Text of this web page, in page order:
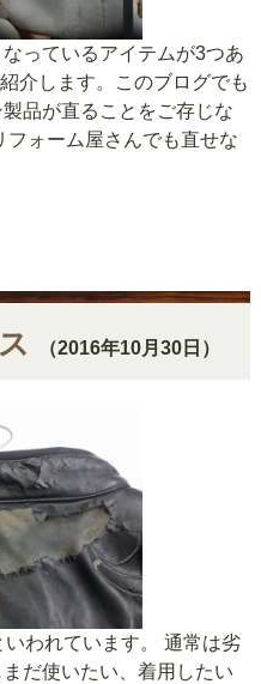
っているアイテムが3つあ
介します。このブログでも
品が直ることをご存じな
ォーム屋さんでも直せな
（2016年10月30日）
われています。 通常は劣
だ使いたい、着用したい